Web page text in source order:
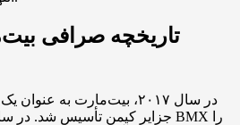
تاریخچه صرافی
در سال ۲۰۱۷، بیت‌مارت به